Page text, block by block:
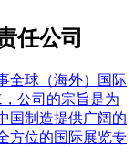
任公司
全球（海外）国际
公司的宗旨是为
国制造提供广阔的
方位的国际展览专